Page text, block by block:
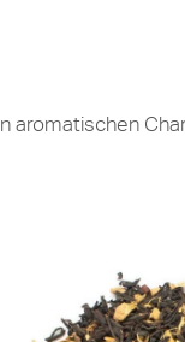
aromatischen